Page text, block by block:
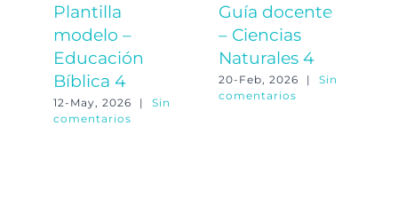
Plantilla
modelo –
Educación
Bíblica 4
12-May, 2026 |
Sin
comentarios
Guía docente
– Ciencias
Naturales 4
20-Feb, 2026 |
Sin
comentarios